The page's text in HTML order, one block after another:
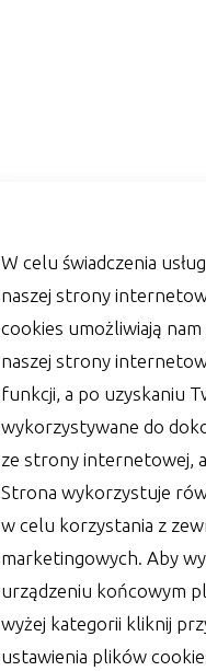
W celu świadczenia
naszej strony
cookies umożliwiają nam
naszej strony
funkcji, a po uzyskaniu
wykorzystywane do
ze strony internetowej,
Strona wykorzystuje
w celu korzystania z
marketingowych. Aby
urządzeniu końcowym
wyżej kategorii kliknij
ustawienia plików